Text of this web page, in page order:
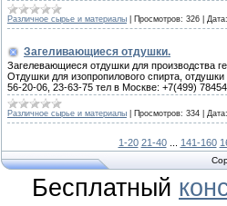
Различное сырье и материалы Просмотров: 326 Дата:
Загеливающиеся отдушки.
Загелевающиеся отдушки для производства
Отдушки для изопропилового спирта,
56-20-06, 23-63-75 тел в Москве: +7(499)
Различное сырье и материалы Просмотров: 334 Дата:
1-20 21-40 141-160
Бесплатный